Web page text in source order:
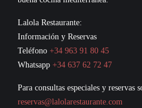
Lalola Restaurante:
Información y Reservas
Teléfono +34 963 91 80 45
Whatsapp +34 637 62 72 47
Para consultas especiales y reservas
reservas@lalolarestaurante.com